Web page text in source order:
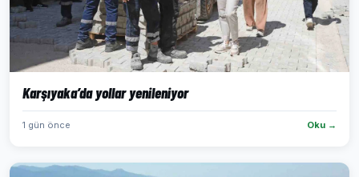
Karşıyaka’da yollar yenileniyor
1 gün önce Oku →